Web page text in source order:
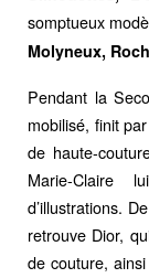
somptueux
Molyneux,
Pendant la
mobilisé, finit
de haute-
Marie-Claire
d’illustrations.
retrouve Dior,
de couture,